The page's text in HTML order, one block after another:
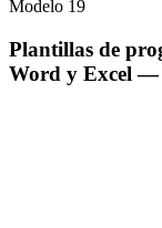
Modelo 19
Plantillas de
Word y Excel —